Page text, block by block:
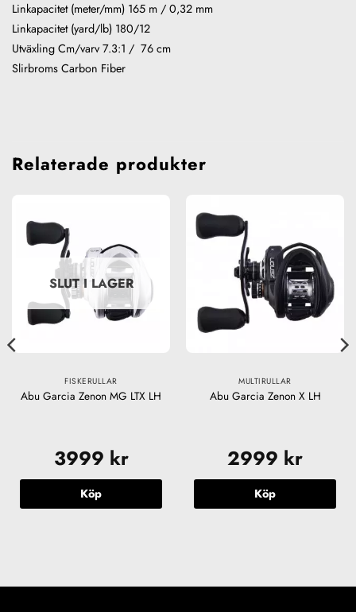
Linkapacitet (meter/mm) 165 m / 0,32 mm
Linkapacitet (yard/lb) 180/12
Utväxling Cm/varv 7.3:1 / 76 cm
Slirbroms Carbon Fiber
Relaterade produkter
SLUT I LAGER
FISKERULLAR
Abu Garcia Zenon MG LTX LH
3999 kr
Köp
MULTIRULLAR
Abu Garcia Zenon X LH
2999 kr
Köp